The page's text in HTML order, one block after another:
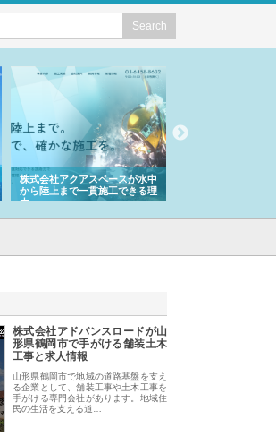
株式会社アクアスペースが水中
から陸上まで一貫施工できる理
由
株式会社アドバンスロードが山
形県鶴岡市で手がける舗装土木
工事と求人情報
山形県鶴岡市で地域の道路基盤を支え
る企業として、舗装工事や土木工事を
手がける専門会社があります。地域住
民の生活を支える道…